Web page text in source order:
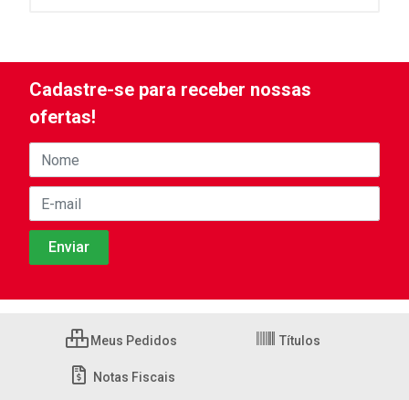
Cadastre-se para receber nossas
ofertas!
Meus Pedidos Títulos
Notas Fiscais